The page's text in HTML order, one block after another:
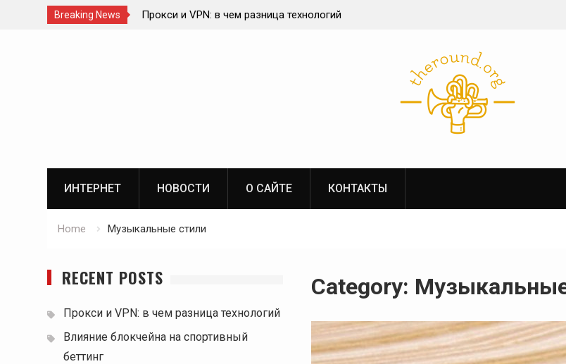
Breaking News
Прокси и VPN: в чем разница технологий
ИНТЕРНЕТ НОВОСТИ О САЙТЕ КОНТАКТЫ
Home Музыкальные стили
Category:
RECENT POSTS
Прокси и VPN: в чем разница технологий
Влияние блокчейна на спортивный
беттинг